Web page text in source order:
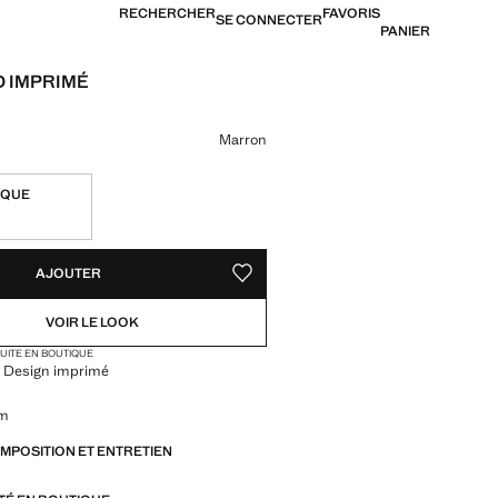
RECHERCHERSE CONNECTERFAVORIS
PANIER
IMPRIMÉ
39,99 ]
couleur
Marron
AJOUTER AJOUTER AUX FAVORIS
VOIR LE LOOK
EN BOUTIQUE
Design imprimé
ET ENTRETIEN